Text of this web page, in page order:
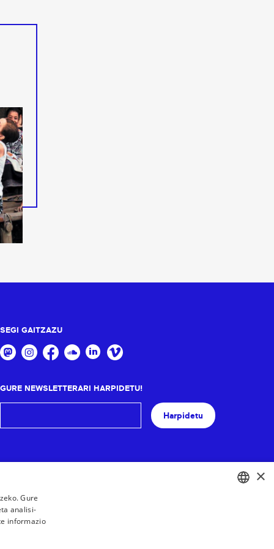
SEGI GAITZAZU
GURE NEWSLETTERARI HARPIDETU!
Harpidetu
×
Gure
analisi-
informazio